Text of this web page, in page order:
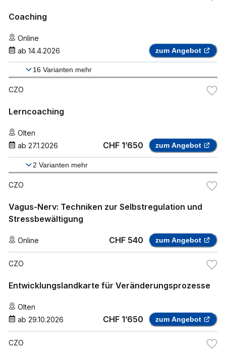
Coaching
Online
ab 14.4.2026 zum Angebot
16 Varianten mehr
CZO
Lerncoaching
Olten
ab 27.1.2026 CHF 1’650 zum Angebot
2 Varianten mehr
CZO
Vagus-Nerv: Techniken zur Selbstregulation und
Stressbewältigung
Online CHF 540 zum Angebot
CZO
Entwicklungslandkarte für Veränderungsprozesse
Olten
ab 29.10.2026 CHF 1’650 zum Angebot
CZO